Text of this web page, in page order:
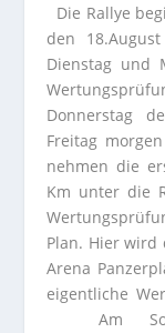
Die Rallye
den
Dienstag und
Donnerstag
Freitag
nehmen die
Km unter die
Plan. Hier wird
Arena
eigentliche
Am